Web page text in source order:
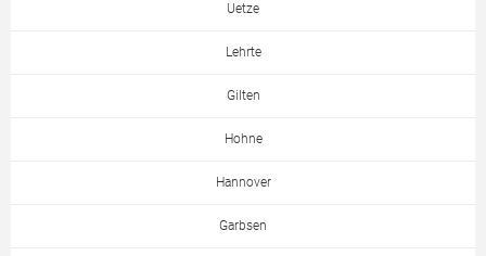
Uetze
Lehrte
Gilten
Hohne
Hannover
Garbsen